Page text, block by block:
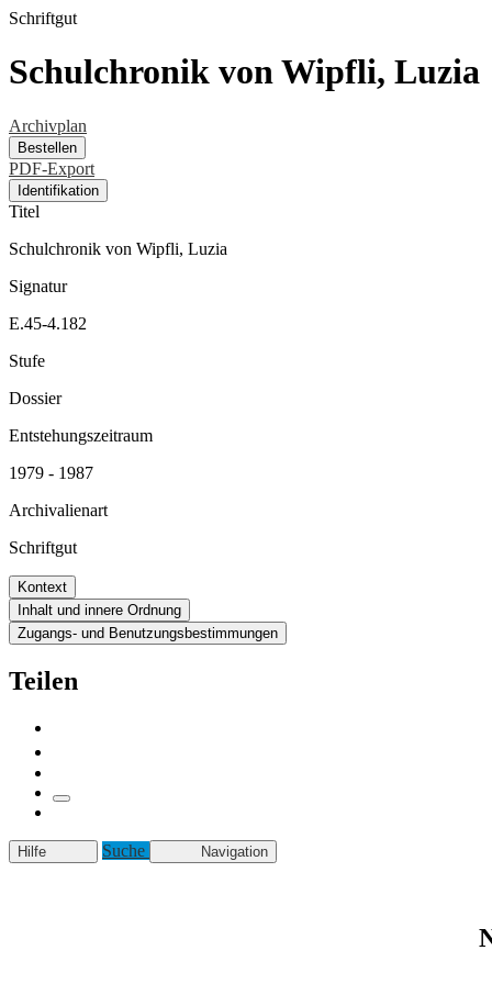
Schriftgut
Schulchronik von Wipfli, Luzia
Archivplan
Bestellen
PDF-Export
Identifikation
Titel
Schulchronik von Wipfli, Luzia
Signatur
E.45-4.182
Stufe
Dossier
Entstehungszeitraum
1979 - 1987
Archivalienart
Schriftgut
Kontext
Inhalt und innere Ordnung
Zugangs- und Benutzungsbestimmungen
Teilen
Hilfe Suche Navigation